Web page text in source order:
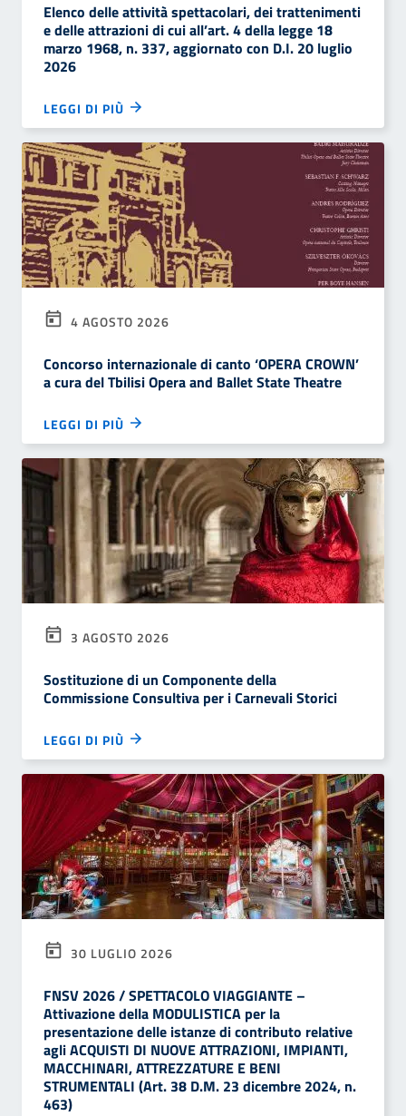
Elenco delle attività spettacolari, dei trattenimenti
e delle attrazioni di cui all’art. 4 della legge 18
marzo 1968, n. 337, aggiornato con D.I. 20 luglio
2026
LEGGI DI PIÙ
4 AGOSTO 2026
Concorso internazionale di canto ‘OPERA CROWN’
a cura del Tbilisi Opera and Ballet State Theatre
LEGGI DI PIÙ
3 AGOSTO 2026
Sostituzione di un Componente della
Commissione Consultiva per i Carnevali Storici
LEGGI DI PIÙ
30 LUGLIO 2026
FNSV 2026 / SPETTACOLO VIAGGIANTE –
Attivazione della MODULISTICA per la
presentazione delle istanze di contributo relative
agli ACQUISTI DI NUOVE ATTRAZIONI, IMPIANTI,
MACCHINARI, ATTREZZATURE E BENI
STRUMENTALI (Art. 38 D.M. 23 dicembre 2024, n.
463)